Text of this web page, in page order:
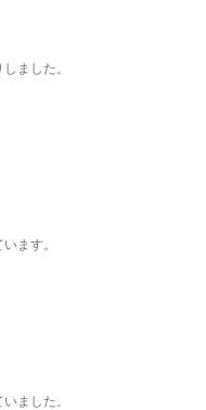
ました。
ます。
ました。